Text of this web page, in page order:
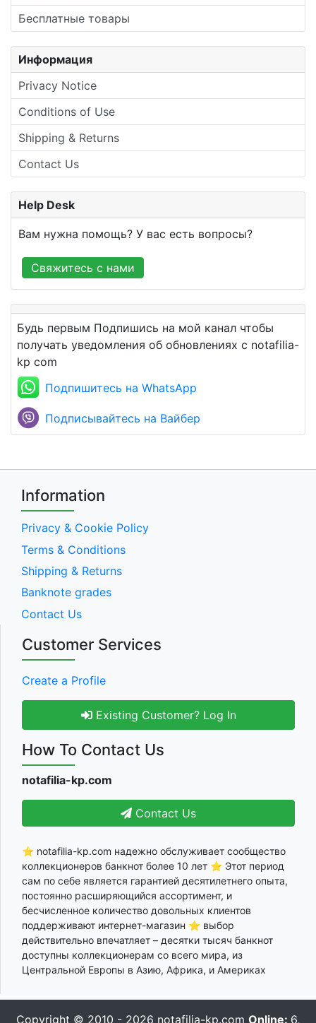
Бесплатные товары
Информация
Privacy Notice
Conditions of Use
Shipping & Returns
Contact Us
Help Desk
Вам нужна помощь? У вас есть вопросы?
Свяжитесь с нами
Будь первым Подпишись на мой канал чтобы
получать уведомления об обновлениях с notafilia-
kp com
Подпишитесь на WhatsApp
Подписывайтесь на Вайбер
Information
Privacy & Cookie Policy
Terms & Conditions
Shipping & Returns
Banknote grades
Contact Us
Customer Services
Create a Profile
Existing Customer? Log In
How To Contact Us
notafilia-kp.com
Contact Us
⭐ notafilia-kp.com надежно обслуживает сообщество
коллекционеров банкнот более 10 лет ⭐ Этот период
сам по себе является гарантией десятилетнего опыта,
постоянно расширяющийся ассортимент, и
бесчисленное количество довольных клиентов
поддерживают интернет-магазин ⭐ выбор
действительно впечатляет – десятки тысяч банкнот
доступны коллекционерам со всего мира, из
Центральной Европы в Азию, Африка, и Америках
Copyright © 2010 - 2026 notafilia-kp.com Online: 6,